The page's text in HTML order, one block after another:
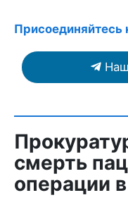
смерть
операции